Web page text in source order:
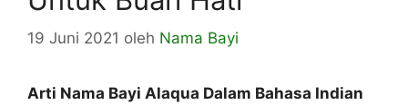
19 Juni 2021 oleh Nama Bayi
Arti Nama Bayi Alaqua Dalam Bahasa Indian